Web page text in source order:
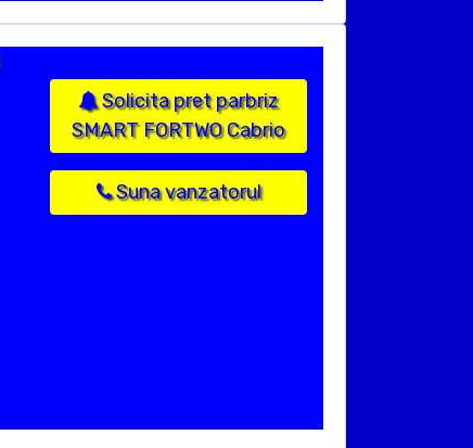
Solicita pret parbriz
SMART FORTWO Cabrio
Suna vanzatorul